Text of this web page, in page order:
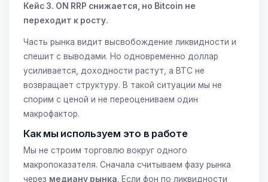
Кейс 3. ON RRP снижается, но Bitcoin не
переходит к росту.
Часть рынка видит высвобождение ликвидности и
спешит с выводами. Но одновременно доллар
усиливается, доходности растут, а BTC не
возвращает структуру. В такой ситуации мы не
спорим с ценой и не переоцениваем один
макрофактор.
Как мы используем это в работе
Мы не строим торговлю вокруг одного
макропоказателя. Сначала считываем фазу рынка
через медиану рынка. Если фон по ликвидности